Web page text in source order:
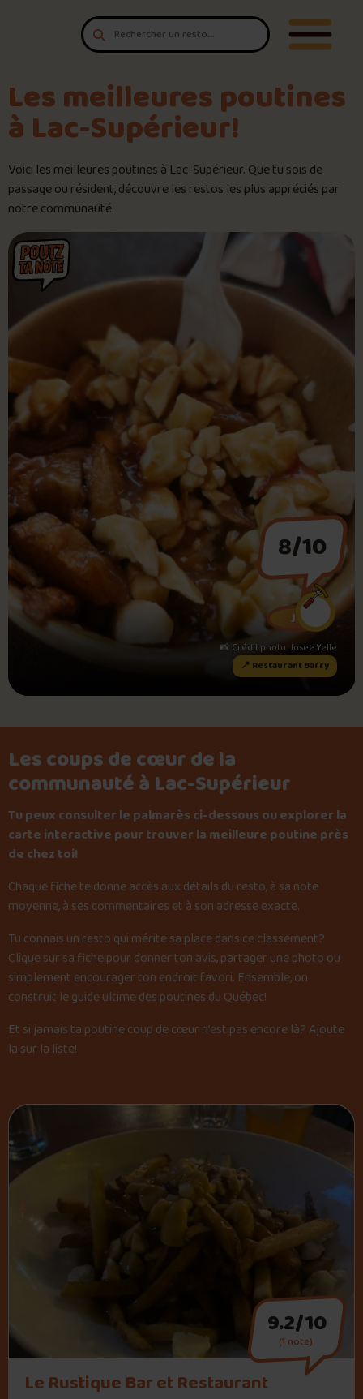
Aller au contenu
Ouvrir/
T'es un vrai
amateur de poutine?
Noter une poutine!
Trouve une POUTZ sur la carte
Le palmarès d’Olivier Primeau
Jeu – Connais-tu ta poutine?
Forfaits
Foire aux questions
Me connecter
Les meilleures poutines
à Lac-Supérieur!
Voici les meilleures poutines à Lac-Supérieur. Que tu sois de
passage ou résident, découvre les restos les plus appréciés par
notre communauté.
8/10
JY
📸 Crédit photo : Josee Yelle
📍 Restaurant Barry
Les coups de cœur de la
communauté à Lac-Supérieur
Tu peux consulter le palmarès ci-dessous ou explorer la
carte interactive pour trouver la meilleure poutine près
de chez toi!
Chaque fiche te donne accès aux détails du resto, à sa note
moyenne, à ses commentaires et à son adresse exacte.
Tu connais un resto qui mérite sa place dans ce classement?
Clique sur sa fiche pour donner ton avis, partager une photo ou
simplement encourager ton endroit favori. Ensemble, on
construit le guide ultime des poutines du Québec!
Et si jamais ta poutine coup de cœur n’est pas encore là? Ajoute
la sur la liste!
Le Rustique Bar et Restaurant
9.2/10
(1 note)